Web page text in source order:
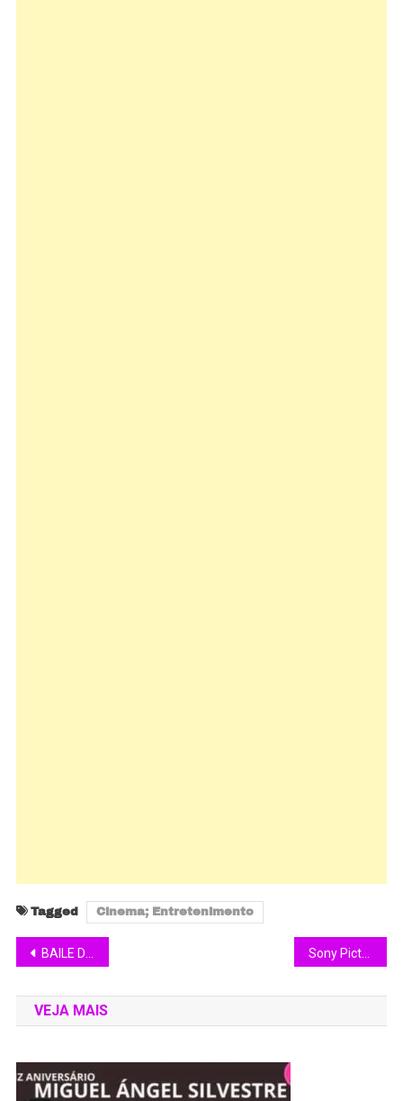
Tagged Cinema; Entretenimento
BAILE DO NEØERA ocupa a Cidade Tiradentes e celebra a cultura urbana no Festival 220 Dance
VEJA MAIS